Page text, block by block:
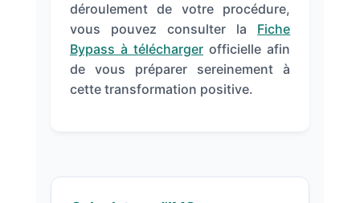
déroulement de votre procédure,
vous pouvez consulter la Fiche
Bypass à télécharger officielle afin
de vous préparer sereinement à
cette transformation positive.